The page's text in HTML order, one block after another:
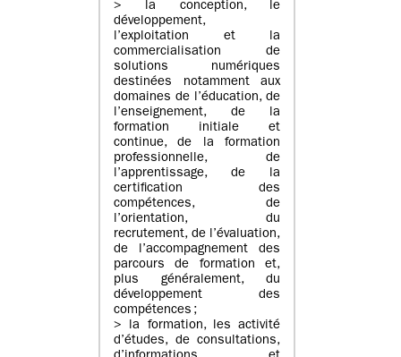
> la conception, le
développement,
l’exploitation et la
commercialisation de
solutions numériques
destinées notamment aux
domaines de l’éducation, de
l’enseignement, de la
formation initiale et
continue, de la formation
professionnelle, de
l’apprentissage, de la
certification des
compétences, de
l’orientation, du
recrutement, de l’évaluation,
de l’accompagnement des
parcours de formation et,
plus généralement, du
développement des
compétences ;
> la formation, les activité
d’études, de consultations,